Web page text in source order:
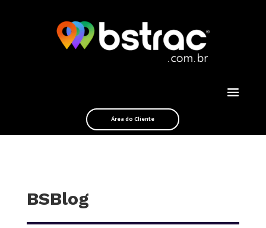
Área do Cliente
BSBlog